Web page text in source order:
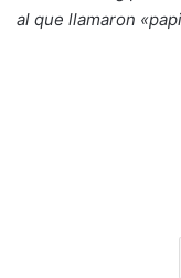
al que llamaron